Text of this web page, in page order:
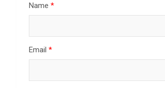
Name *
Email *